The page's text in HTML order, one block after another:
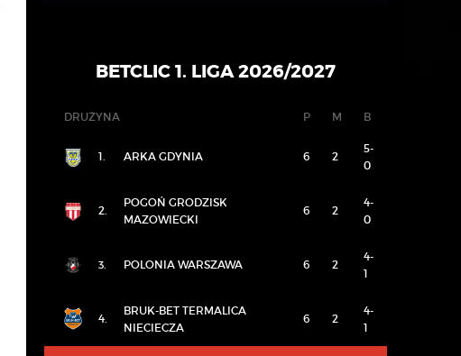
BETCLIC 1. LIGA 2026/2027
DRUŻYNA P M B
1. ARKA GDYNIA 6 2
5-
0
2.
POGOŃ GRODZISK
MAZOWIECKI
6 2
4-
0
3. POLONIA WARSZAWA 6 2
4-
1
4.
BRUK-BET TERMALICA
NIECIECZA
6 2
4-
1